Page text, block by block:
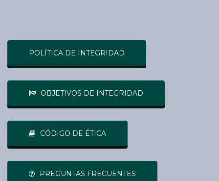
POLÍTICA DE INTEGRIDAD
OBJETIVOS DE INTEGRIDAD
CÓDIGO DE ÉTICA
PREGUNTAS FRECUENTES